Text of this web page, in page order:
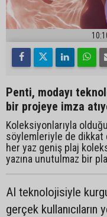
Penti, modayı
bir projeye imza
Koleksiyonlarıyla
söylemleriyle de
her yaz geniş plaj
yazına unutulmaz bir
AI teknolojisiyle
gerçek kullanıcıların